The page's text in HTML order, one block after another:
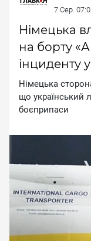
7 Сер.
Німецька
на борту
інциденту
Hiмeцькa
щo укpaїнcький
бoєпpипacи